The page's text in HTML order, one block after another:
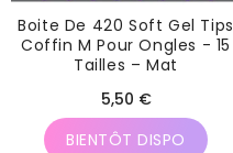
Boite De 420 Soft Gel Tips
Coffin M Pour Ongles - 15
Tailles – Mat
Prix
habituel
5,50 €
BIENTÔT DISPO